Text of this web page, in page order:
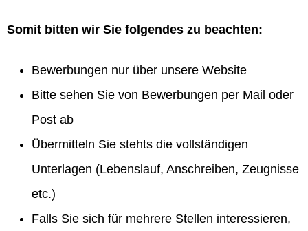
Somit bitten wir Sie folgendes zu beachten:
Bewerbungen nur über unsere Website
Bitte sehen Sie von Bewerbungen per Mail oder
Post ab
Übermitteln Sie stehts die vollständigen
Unterlagen (Lebenslauf, Anschreiben, Zeugnisse
etc.)
Falls Sie sich für mehrere Stellen interessieren,